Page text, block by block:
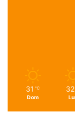
31 ℃
Dom
32